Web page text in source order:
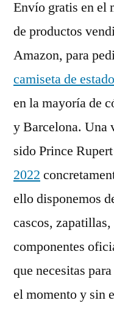
Envío gratis en el
de productos
Amazon, para
camiseta de
en la mayoría de
y Barcelona. Una
sido Prince
2022
ello disponemos
cascos,
componentes
que necesitas
el momento y sin